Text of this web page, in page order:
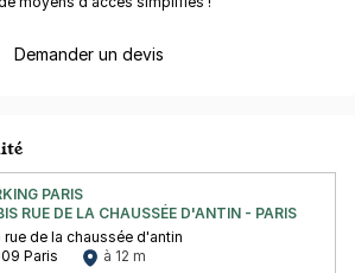
Demander un devis
PARIS
RUE DE LA CHAUSSÉE D'ANTIN - PARIS
rue de la chaussée d'antin
Paris
à 12 m